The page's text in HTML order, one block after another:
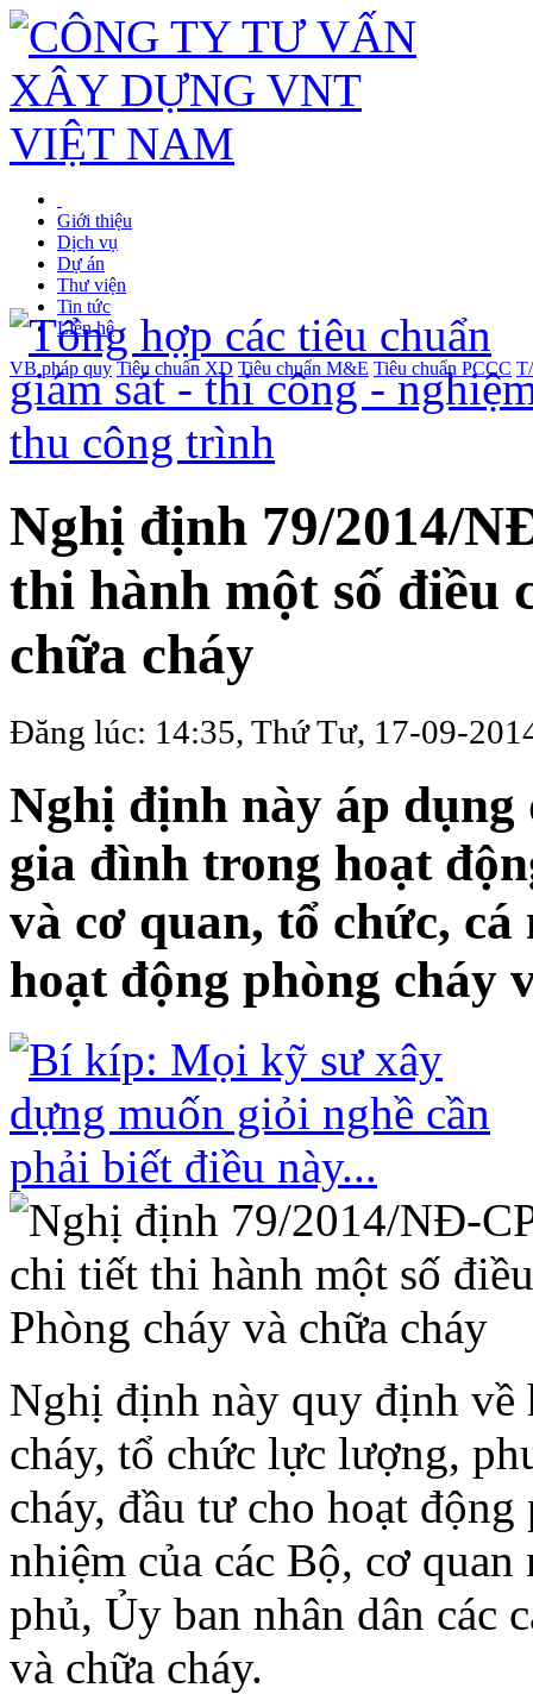
Giới thiệu
Dịch vụ
Dự án
Thư viện
Tin tức
Liên hệ
VB pháp quy Tiêu chuẩn XD Tiêu chuẩn M&E Tiêu chuẩn PCCC
Nghị định 79/2014/
thi hành một số điều
chữa cháy
Đăng lúc: 14:35, Thứ Tư, 17-09-
Nghị định này áp
gia đình trong hoạt
và cơ quan, tổ chức,
hoạt động phòng cháy
Nghị định này quy định về
cháy, tổ chức lực lượng,
cháy, đầu tư cho hoạt
nhiệm của các Bộ, cơ
phủ, Ủy ban nhân dân các
và chữa cháy.